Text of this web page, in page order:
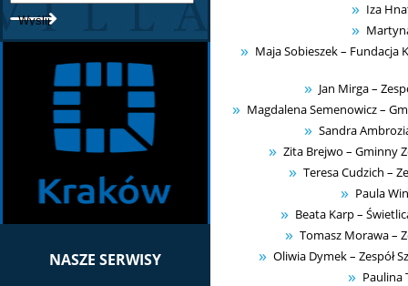
NASZE SERWISY
Iza
Maja Sobieszek – Fundacja
Jan Mirga –
Magdalena Semenowicz –
Sandra
Zita Brejwo – Gminny
Teresa Cudzich –
Paula
Beata Karp –
Tomasz Morawa –
Oliwia Dymek – Zespół
Paulina